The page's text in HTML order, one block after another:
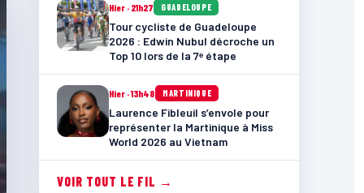
Hier · 21h27 GUADELOUPE
Tour cycliste de Guadeloupe
2026 : Edwin Nubul décroche un
Top 10 lors de la 7ᵉ étape
Hier · 13h48 MARTINIQUE
Laurence Fibleuil s’envole pour
représenter la Martinique à Miss
World 2026 au Vietnam
VOIR TOUT LE FIL →